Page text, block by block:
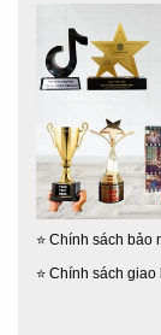
⭐ Chính sách bảo
⭐ Chính sách giao